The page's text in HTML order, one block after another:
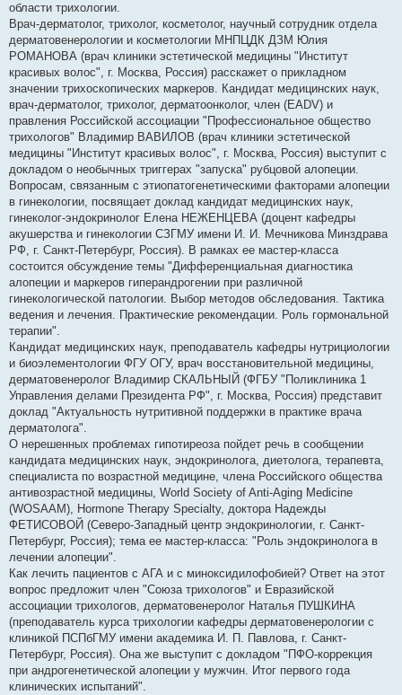
области трихологии.
Врач-дерматолог, трихолог, косметолог, научный сотрудник отдела
дерматовенерологии и косметологии МНПЦДК ДЗМ Юлия
РОМАНОВА (врач клиники эстетической медицины "Институт
красивых волос", г. Москва, Россия) расскажет о прикладном
значении трихоскопических маркеров. Кандидат медицинских наук,
врач-дерматолог, трихолог, дерматоонколог, член (EADV) и
правления Российской ассоциации "Профессиональное общество
трихологов" Владимир ВАВИЛОВ (врач клиники эстетической
медицины "Институт красивых волос", г. Москва, Россия) выступит с
докладом о необычных триггерах "запуска" рубцовой алопеции.
Вопросам, связанным с этиопатогенетическими факторами алопеции
в гинекологии, посвящает доклад кандидат медицинских наук,
гинеколог-эндокринолог Елена НЕЖЕНЦЕВА (доцент кафедры
акушерства и гинекологии СЗГМУ имени И. И. Мечникова Минздрава
РФ, г. Санкт-Петербург, Россия). В рамках ее мастер-класса
состоится обсуждение темы "Дифференциальная диагностика
алопеции и маркеров гиперандрогении при различной
гинекологической патологии. Выбор методов обследования. Тактика
ведения и лечения. Практические рекомендации. Роль гормональной
терапии".
Кандидат медицинских наук, преподаватель кафедры нутрициологии
и биоэлементологии ФГУ ОГУ, врач восстановительной медицины,
дерматовенеролог Владимир СКАЛЬНЫЙ (ФГБУ "Поликлиника 1
Управления делами Президента РФ", г. Москва, Россия) представит
доклад "Актуальность нутритивной поддержки в практике врача
дерматолога".
О нерешенных проблемах гипотиреоза пойдет речь в сообщении
кандидата медицинских наук, эндокринолога, диетолога, терапевта,
специалиста по возрастной медицине, члена Российского общества
антивозрастной медицины, World Society of Anti-Aging Medicine
(WOSAAM), Hormone Therapy Specialty, доктора Надежды
ФЕТИСОВОЙ (Северо-Западный центр эндокринологии, г. Санкт-
Петербург, Россия); тема ее мастер-класса: "Роль эндокринолога в
лечении алопеции".
Как лечить пациентов с АГА и с миноксидилофобией? Ответ на этот
вопрос предложит член "Союза трихологов" и Евразийской
ассоциации трихологов, дерматовенеролог Наталья ПУШКИНА
(преподаватель курса трихологии кафедры дерматовенерологии с
клиникой ПСПбГМУ имени академика И. П. Павлова, г. Санкт-
Петербург, Россия). Она же выступит с докладом "ПФО-коррекция
при андрогенетической алопеции у мужчин. Итог первого года
клинических испытаний".